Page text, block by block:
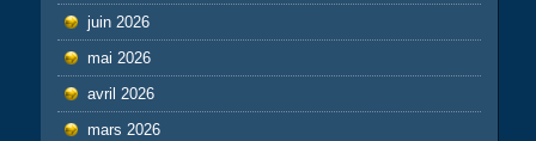
juin 2026
mai 2026
avril 2026
mars 2026